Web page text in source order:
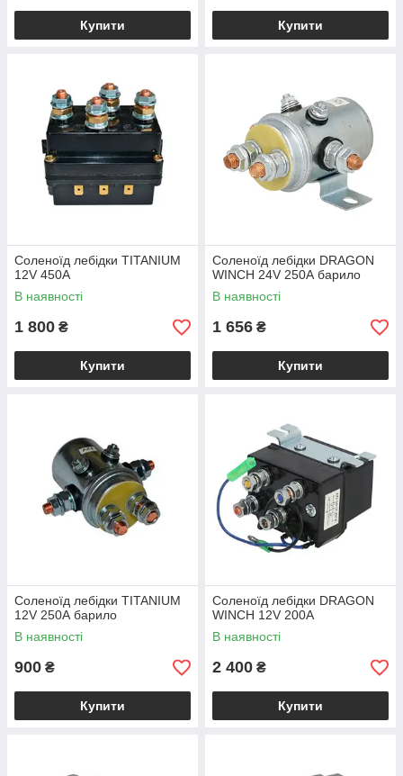
Купити Купити
Соленоїд лебідки TITANIUM
12V 450А
В наявності
1 800 ₴
Купити
Соленоїд лебідки DRAGON
WINCH 24V 250А барило
В наявності
1 656 ₴
Купити
Соленоїд лебідки TITANIUM
12V 250А барило
В наявності
900 ₴
Купити
Соленоїд лебідки DRAGON
WINCH 12V 200А
В наявності
2 400 ₴
Купити